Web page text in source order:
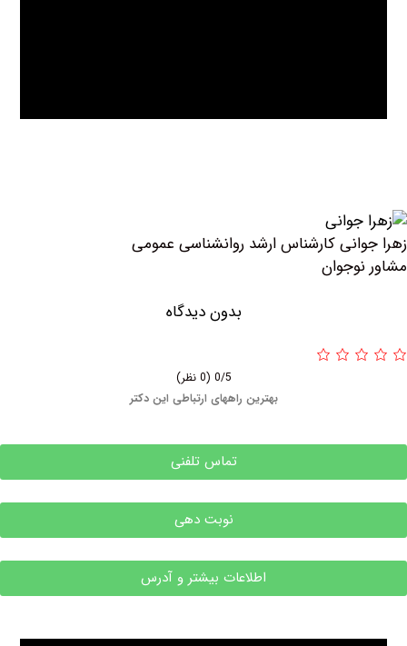
کارشناس ارشد روانشناسی عمومی
بدون دیدگاه
بهترین راههای ارتباطی این دکتر
تماس تلفنی
نوبت دهی
اطلاعات بیشتر و آدرس